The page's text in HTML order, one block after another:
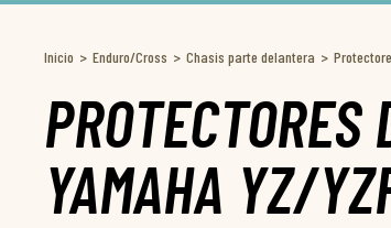
Inicio Enduro/Cross Chasis parte delantera
PROTECTORES
YAMAHA YZ/